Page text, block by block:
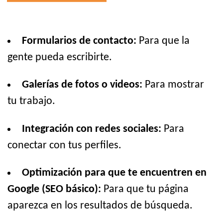
Formularios de contacto: Para que la
gente pueda escribirte.
Galerías de fotos o videos: Para mostrar
tu trabajo.
Integración con redes sociales: Para
conectar con tus perfiles.
Optimización para que te encuentren en
Google (SEO básico): Para que tu página
aparezca en los resultados de búsqueda.